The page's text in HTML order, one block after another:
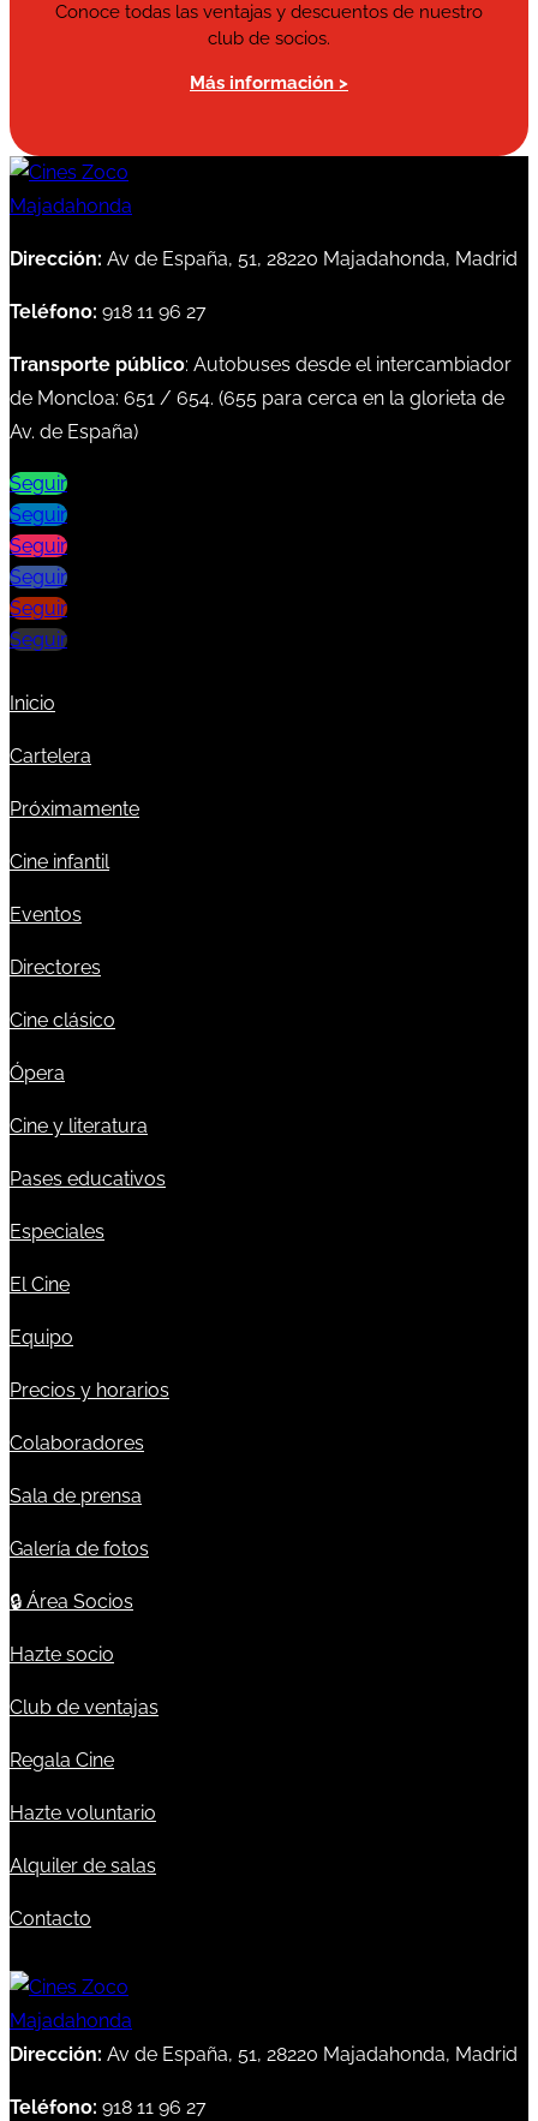
Conoce todas las ventajas y descuentos de nuestro
club de socios.
Más información >
Dirección: Av de España, 51, 28220 Majadahonda, Madrid
Teléfono: 918 11 96 27
Transporte público: Autobuses desde el intercambiador
de Moncloa: 651 / 654. (655 para cerca en la glorieta de
Av. de España)
Seguir
Seguir
Seguir
Seguir
Seguir
Seguir
Inicio
Cartelera
Próximamente
Cine infantil
Eventos
Directores
Cine clásico
Ópera
Cine y literatura
Pases educativos
Especiales
El Cine
Equipo
Precios y horarios
Colaboradores
Sala de prensa
Galería de fotos
🔒 Área Socios
Hazte socio
Club de ventajas
Regala Cine
Hazte voluntario
Alquiler de salas
Contacto
Dirección: Av de España, 51, 28220 Majadahonda, Madrid
Teléfono: 918 11 96 27